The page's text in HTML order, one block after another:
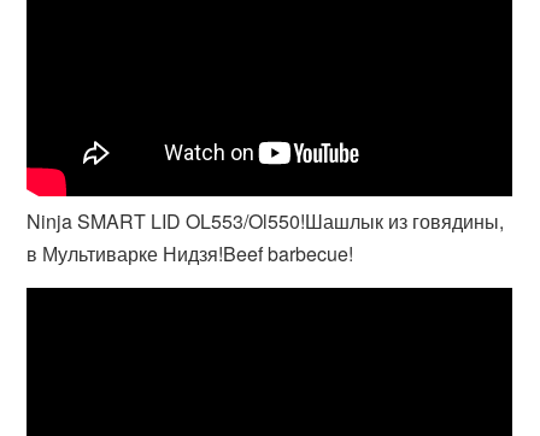
Ninja SMART LID OL553/Ol550!Шашлык из говядины,
в Мультиварке Нидзя!Beef barbecue!